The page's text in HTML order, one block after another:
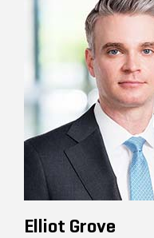
Elliot Grove